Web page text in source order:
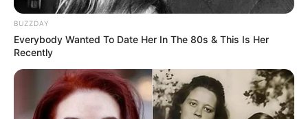
Anti Mainstream, 10 Cara
Membawa Barang Belanjaan
BUZZDAY
Everybody Wanted To Date Her In The 80s & This Is Her
Recently